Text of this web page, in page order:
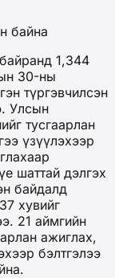
байна
1,344
30-ны
түргэвчилсэн
Улсын
тусгаарлан
үзүүлэхээр
шаттай дэлгэх
байдалд
хувийг
21 аймгийн
ажиглах,
бэлтгэлээ